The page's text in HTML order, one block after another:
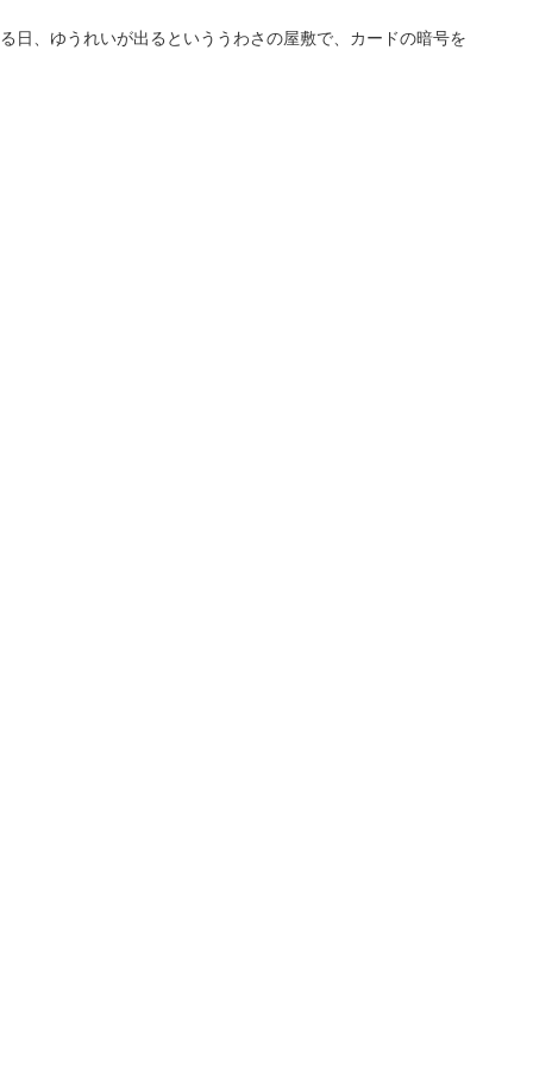
日、ゆうれいが出るといううわさの屋敷で、カードの暗号を